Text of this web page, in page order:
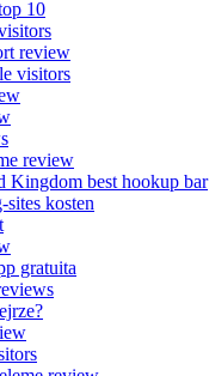
10
review
visitors
review
Kingdom best hookup bar
sites kosten
gratuita